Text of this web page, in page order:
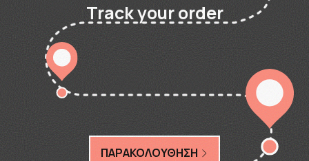
Track your order
ΠΑΡΑΚΟΛΟΥΘΗΣΗ